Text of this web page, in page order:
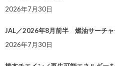
2026年7月30日
JAL／2026年8月前半 燃油サーチャ
2026年7月30日